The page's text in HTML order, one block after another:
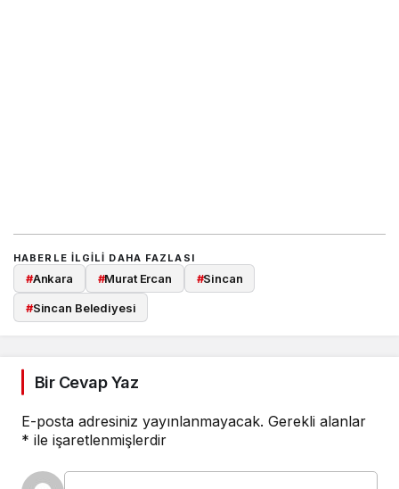
HABERLE ILGILI DAHA FAZLASI
#Ankara #Murat Ercan #Sincan
#Sincan Belediyesi
Bir Cevap Yaz
E-posta adresiniz yayınlanmayacak. Gerekli alanlar
* ile işaretlenmişlerdir